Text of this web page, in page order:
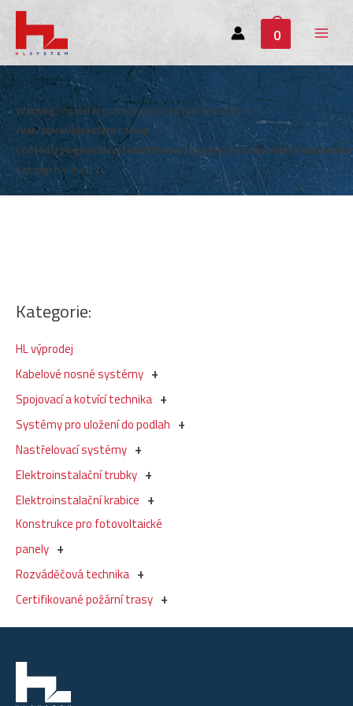
0
Main
Menu
Kategorie:
HL výprodej
Kabelové nosné systémy
Spojovací a kotvící technika
Systémy pro uložení do podlah
Nastřelovací systémy
Elektroinstalační trubky
Elektroinstalační krabice
Konstrukce pro fotovoltaické
panely
Rozváděčová technika
Certifikované požární trasy
Warning: Invalid argument supplied for foreach() in
/var/www/hlsystem.cz/wp-
content/plugins/hlsystem/themes/hlsystem/components/
cat.phpon line12